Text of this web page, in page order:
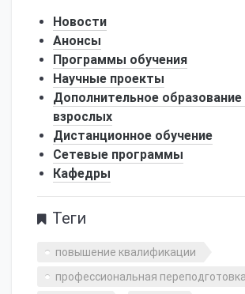
Новости
Анонсы
Программы обучения
Научные проекты
Дополнительное
взрослых
Дистанционное обучение
Сетевые программы
Кафедры
Теги
повышение квалификации
профессиональная переподготовка